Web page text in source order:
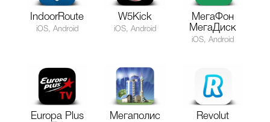
IndoorRoute
iOS, Android
W5Kick
iOS, Android
МегаФон
МегаДиск
iOS, Android
Europa Plus
Мегаполис Revolut